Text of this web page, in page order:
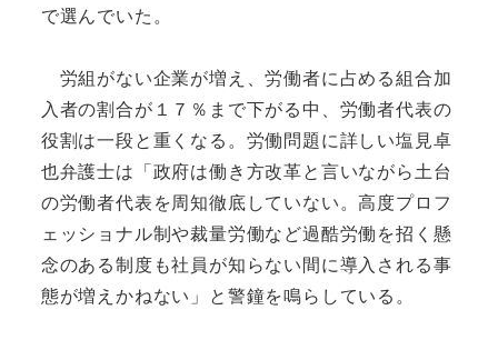
で選んでいた。
労組がない企業が増え、労働者に占める組合加
入者の割合が１７％まで下がる中、労働者代表の
役割は一段と重くなる。労働問題に詳しい塩見卓
也弁護士は「政府は働き方改革と言いながら土台
の労働者代表を周知徹底していない。高度プロフ
ェッショナル制や裁量労働など過酷労働を招く懸
念のある制度も社員が知らない間に導入される事
態が増えかねない」と警鐘を鳴らしている。